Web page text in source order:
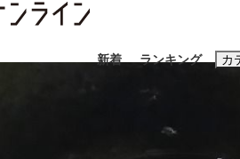
新着 ランキング カ